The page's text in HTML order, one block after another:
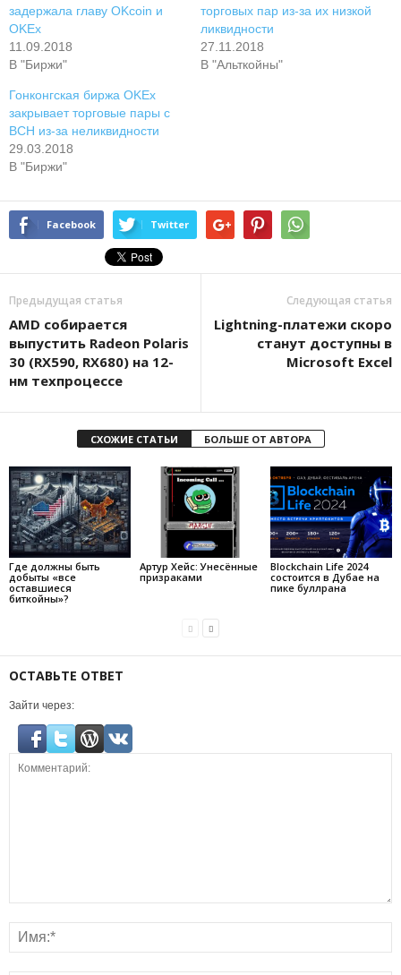
задержала главу OKcoin и
OKEx
11.09.2018
В "Биржи"
торговых пар из-за их низкой
ликвидности
27.11.2018
В "Альткойны"
Гонконгская биржа OKEx
закрывает торговые пары с
BCH из-за неликвидности
29.03.2018
В "Биржи"
Facebook Twitter
Предыдущая статья
AMD собирается
выпустить Radeon Polaris
30 (RX590, RX680) на 12-
нм техпроцессе
Следующая статья
Lightning-платежи скоро
станут доступны в
Microsoft Excel
СХОЖИЕ СТАТЬИ БОЛЬШЕ ОТ АВТОРА
Где должны быть
добыты «все
оставшиеся
биткойны»?
Артур Хейс: Унесённые
призраками
Blockchain Life 2024
состоится в Дубае на
пике буллрана
ОСТАВЬТЕ ОТВЕТ
Зайти через: